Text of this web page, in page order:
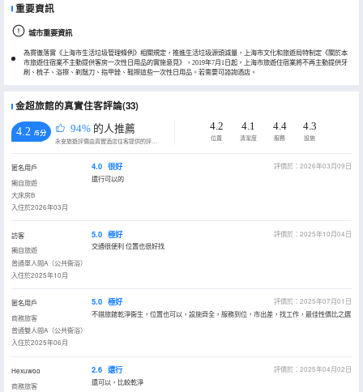
重要資訊
城市重要資訊
為貫徹落實《上海市生活垃圾管理條例》相關規定，推進生活垃圾源頭減量，上海市文化和旅遊局特制定《關於本
市旅遊住宿業不主動提供客房一次性日用品的實施意見》，2019年7月1日起，上海市旅遊住宿業將不再主動提供牙
刷、梳子、浴擦、剃鬚刀、指甲銼、鞋擦這些一次性日用品。若需要可諮詢酒店。
金超旅館的真實住客評論(33)
4.2 /5分 94% 的人推薦
永安旅遊評價由真實酒店住客提供的評價。
4.2
位置
4.1
清潔度
4.4
服務
4.3
設施
匿名用戶
獨自旅遊
大床房B
入住於2026年03月
4.0 很好
評價於：2026年03月09日
還行可以的
訪客
獨自旅遊
普通單人間A（公共衞浴）
入住於2025年10月
5.0 極好
評價於：2025年10月04日
交通很便利 位置也很好找
匿名用戶
商務旅客
普通雙人間A（公共衞浴）
入住於2025年06月
5.0 極好
評價於：2025年07月01日
不錯旅館乾淨衞生，位置也可以，設施齊全，服務到位，市出差，找工作，最佳性價比之選
Hexuwoo
商務旅客
2.6 還行
評價於：2025年04月02日
還可以，比較乾淨